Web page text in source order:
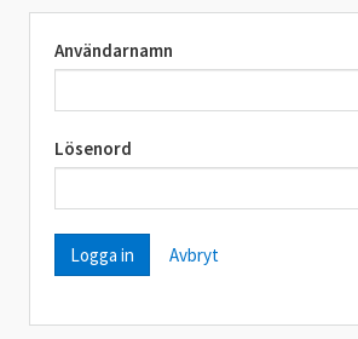
Användarnamn
Lösenord
Avbryt